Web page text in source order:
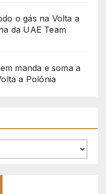
o gás na Volta a
da UAE Team
manda e soma a
a Polónia